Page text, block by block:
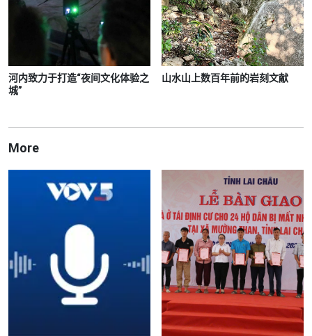
河内致力于打造“夜间文化体验之
城”
山水山上数百年前的岩刻文献
More